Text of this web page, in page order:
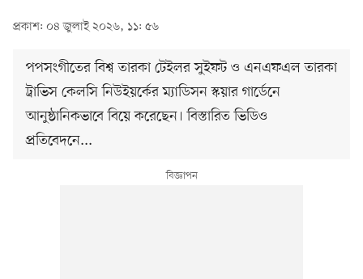
প্রকাশ: ০৪ জুলাই ২০২৬, ১১: ৫৬
পপসংগীতের বিশ্ব তারকা টেইলর সুইফট ও এনএফএল তারকা
ট্রাভিস কেলসি নিউইয়র্কের ম্যাডিসন স্কয়ার গার্ডেনে
আনুষ্ঠানিকভাবে বিয়ে করেছেন। বিস্তারিত ভিডিও
প্রতিবেদনে...